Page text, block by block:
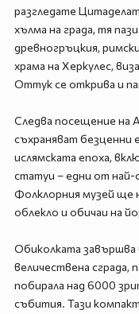
разгледате
хълма на града, тя
древногръцкия,
храма на Херкулес,
Оттук се открива и
Следва посещение на
съхраняват безценни
ислямската епоха,
статуи – едни от най-
Фолклорния музей ще
облекло и обичаи на
Обиколката
величествена сграда,
побирала над 6000
събития. Тази